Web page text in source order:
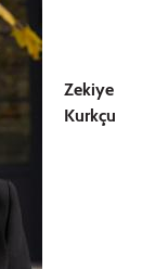
Zekiye
Kurkçu